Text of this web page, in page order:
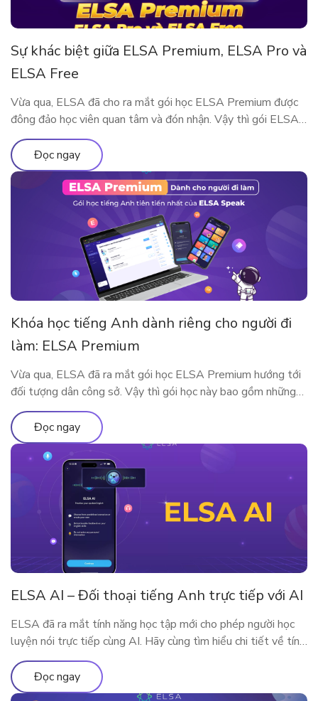
Sự khác biệt giữa ELSA Premium, ELSA Pro và
ELSA Free
Vừa qua, ELSA đã cho ra mắt gói học ELSA Premium được
đông đảo học viên quan tâm và đón nhận. Vậy thì gói ELSA
Premium có gì khác so với ELSA Pro và ELSA Free? Hãy
cùng tìm hiểu qua bài viết này nhé!
Đọc ngay
Khóa học tiếng Anh dành riêng cho người đi
làm: ELSA Premium
Vừa qua, ELSA đã ra mắt gói học ELSA Premium hướng tới
đối tượng dân công sở. Vậy thì gói học này bao gồm những
gì? Vì sao ELSA Premium lại phù hợp với người đi làm? Hãy
cùng tìm hiểu qua bài viết sau nhé!
Đọc ngay
ELSA AI – Đối thoại tiếng Anh trực tiếp với AI
ELSA đã ra mắt tính năng học tập mới cho phép người học
luyện nói trực tiếp cùng AI. Hãy cùng tìm hiểu chi tiết về tính
năng qua bài viết
Đọc ngay